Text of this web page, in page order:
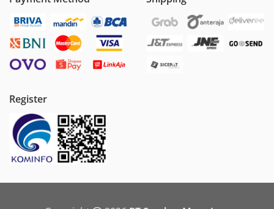
Register